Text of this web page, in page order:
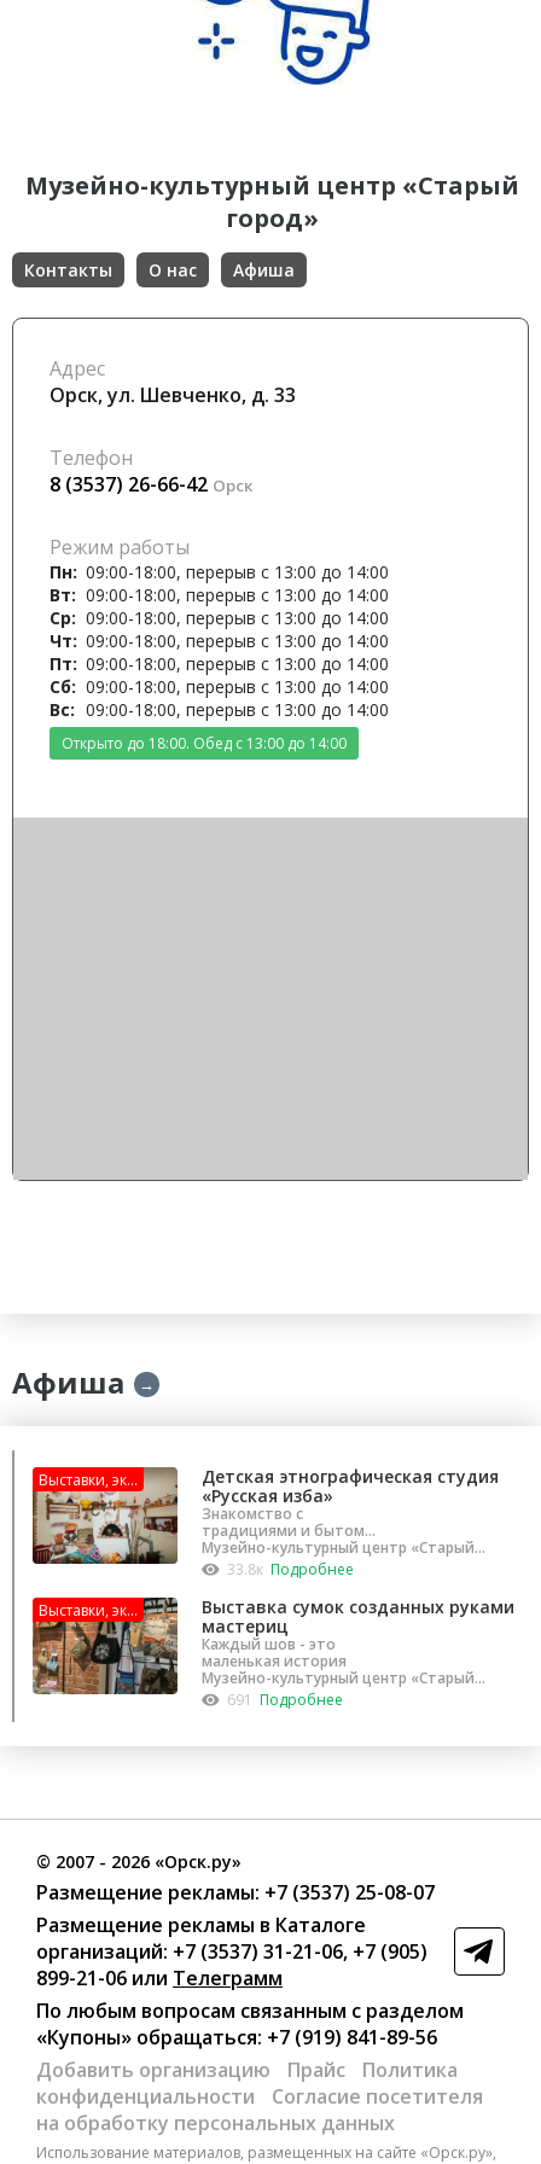
Музейно-культурный центр «Старый
город»
Контакты О нас Афиша
Адрес
Орск, ул. Шевченко, д. 33
Телефон
8 (3537) 26-66-42 Орск
Режим работы
Пн: 09:00-18:00, перерыв с 13:00 до 14:00
Вт: 09:00-18:00, перерыв с 13:00 до 14:00
Ср: 09:00-18:00, перерыв с 13:00 до 14:00
Чт: 09:00-18:00, перерыв с 13:00 до 14:00
Пт: 09:00-18:00, перерыв с 13:00 до 14:00
Сб: 09:00-18:00, перерыв с 13:00 до 14:00
Вс: 09:00-18:00, перерыв с 13:00 до 14:00
Открыто до 18:00. Обед с 13:00 до 14:00
Афиша →
Выставки, эк...
Детская этнографическая студия
«Русская изба»
Знакомство с
традициями и бытом
родной страны
Музейно-культурный центр «Старый
город»
33.8к Подробнее
Выставки, эк...
Выставка сумок созданных руками
мастериц
Каждый шов - это
маленькая история
Музейно-культурный центр «Старый
город»
691 Подробнее
© 2007 - 2026 «Орск.ру»
Размещение рекламы: +7 (3537) 25-08-07
Размещение рекламы в Каталоге
организаций: +7 (3537) 31-21-06, +7 (905)
899-21-06 или Телеграмм
По любым вопросам связанным с разделом
«Купоны» обращаться: +7 (919) 841-89-56
Добавить организацию
Прайс
Политика
конфиденциальности
Согласие посетителя
на обработку персональных данных
Использование материалов, размещенных на сайте «Орск.ру»,